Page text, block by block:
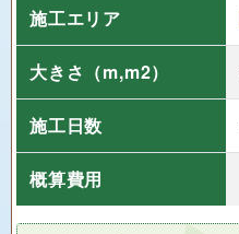
施工エリア
大きさ （m,m2）
施工日数
概算費用